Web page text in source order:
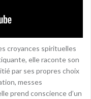
croyances spirituelles
elle raconte son
par ses propres choix
messes
prend conscience d’un